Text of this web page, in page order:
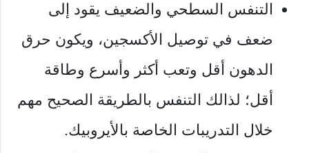
التنفس السطحي والضعيف يقود إلى
ضعف في توصيل الأكسجين، ويكون حرق
الدهون أقل وتعب أكثر وأسرع وطاقة
أقل؛ لذالك التنفس بالطريقة الصحيح مهم
خلال التدريبات الخاصة بالأيروبيك.